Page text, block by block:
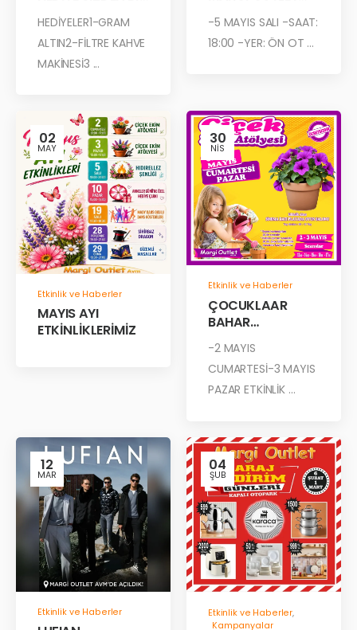
HEDİYE DE MARGİ
OUTLET’TEN!
HEDİYELER1-GRAM
ALTIN2-FİLTRE KAHVE
MAKİNESİ3 ...
-5 MAYIS SALI -SAAT:
18:00 -YER: ÖN OT ...
02
MAY
Etkinlik ve Haberler
MAYIS AYI
ETKİNLİKLERİMİZ
30
NIS
Etkinlik ve Haberler
ÇOCUKLAAR
BAHAR
ÇİÇEKLER!
-2 MAYIS
CUMARTESİ-3 MAYIS
PAZAR ETKİNLİK ...
12
MAR
Etkinlik ve Haberler
04
ŞUB
Etkinlik ve Haberler,
Kampanyalar